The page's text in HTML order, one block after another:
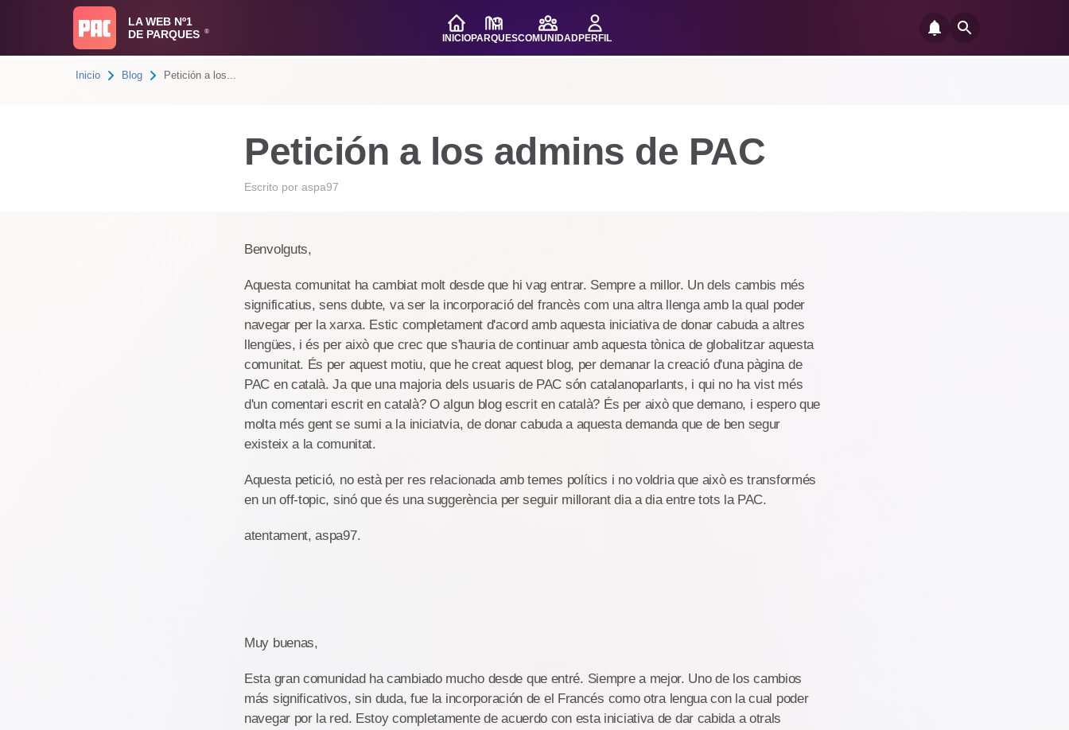
LA WEB Nº1
DE PARQUES
®
INICIOPARQUESCOMUNIDADPERFIL
Inicio Blog Petición a los...
Petición a los admins de PAC
Escrito por aspa97
Benvolguts,
Aquesta comunitat ha cambiat molt desde que hi vag entrar. Sempre a millor. Un dels cambis més
significatius, sens dubte, va ser la incorporació del francès com una altra llenga amb la qual poder
navegar per la xarxa. Estic completament d'acord amb aquesta iniciativa de donar cabuda a altres
llengües, i és per això que crec que s'hauria de continuar amb aquesta tònica de globalitzar aquesta
comunitat. És per aquest motiu, que he creat aquest blog, per demanar la creació d'una pàgina de
PAC en català. Ja que una majoria dels usuaris de PAC són catalanoparlants, i qui no ha vist més
d'un comentari escrit en català? O algun blog escrit en català? És per això que demano, i espero que
molta més gent se sumi a la iniciatvia, de donar cabuda a aquesta demanda que de ben segur
existeix a la comunitat.
Aquesta petició, no està per res relacionada amb temes polítics i no voldria que això es transformés
en un off-topic, sinó que és una suggerència per seguir millorant dia a dia entre tots la PAC.
atentament, aspa97.
Muy buenas,
Esta gran comunidad ha cambiado mucho desde que entré. Siempre a mejor. Uno de los cambios
más significativos, sin duda, fue la incorporación de el Francés como otra lengua con la cual poder
navegar por la red. Estoy completamente de acuerdo con esta iniciativa de dar cabida a otrals